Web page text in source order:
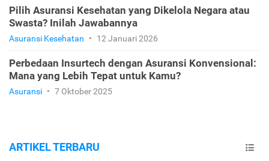
Pilih Asuransi Kesehatan yang Dikelola Negara atau
Swasta? Inilah Jawabannya
Asuransi Kesehatan • 12 Januari 2026
Perbedaan Insurtech dengan Asuransi Konvensional:
Mana yang Lebih Tepat untuk Kamu?
Asuransi • 7 Oktober 2025
ARTIKEL TERBARU